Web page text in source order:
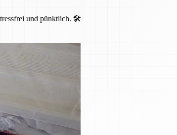
und pünktlich. 🛠️